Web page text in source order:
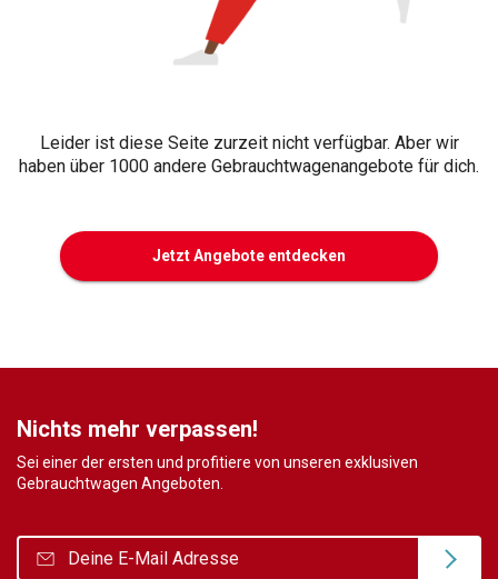
Leider ist diese Seite zurzeit nicht verfügbar. Aber wir
haben über 1000 andere Gebrauchtwagenangebote für dich.
Jetzt Angebote entdecken
Nichts mehr verpassen!
Sei einer der ersten und profitiere von unseren exklusiven
Gebrauchtwagen Angeboten.